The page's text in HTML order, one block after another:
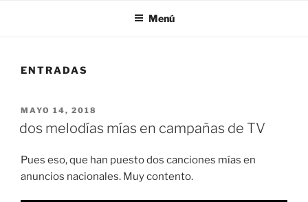
Menú
ENTRADAS
PUBLICADO
EL
MAYO 14, 2018
dos melodías mías en campañas de TV
Pues eso, que han puesto dos canciones mías en
anuncios nacionales. Muy contento.